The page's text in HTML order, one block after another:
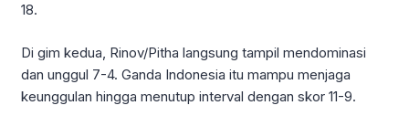
18.
Di gim kedua, Rinov/Pitha langsung tampil mendominasi
dan unggul 7-4. Ganda Indonesia itu mampu menjaga
keunggulan hingga menutup interval dengan skor 11-9.